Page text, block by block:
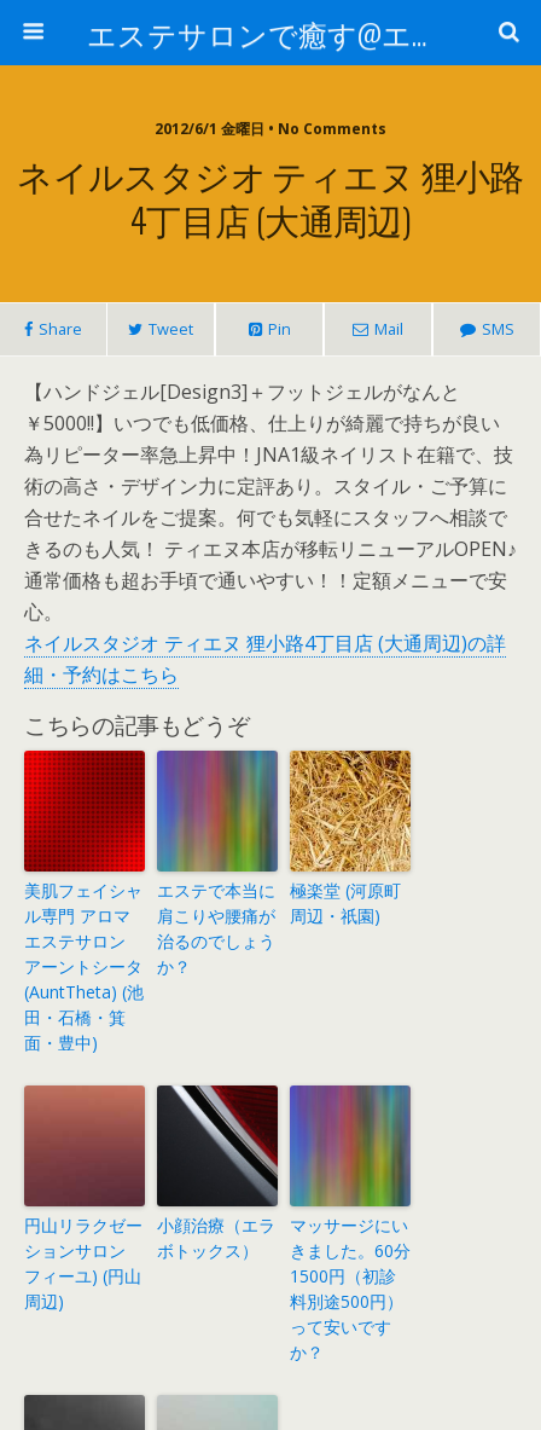
エステサロンで癒す@エステ～全国エステ情報
2012/6/1 金曜日 • No Comments
ネイルスタジオ ティエヌ 狸小路
4丁目店 (大通周辺)
Share Tweet Pin Mail SMS
【ハンドジェル[Design3]＋フットジェルがなんと
￥5000!!】いつでも低価格、仕上りが綺麗で持ちが良い
為リピーター率急上昇中！JNA1級ネイリスト在籍で、技
術の高さ・デザイン力に定評あり。スタイル・ご予算に
合せたネイルをご提案。何でも気軽にスタッフへ相談で
きるのも人気！ ティエヌ本店が移転リニューアルOPEN♪
通常価格も超お手頃で通いやすい！！定額メニューで安
心。
ネイルスタジオ ティエヌ 狸小路4丁目店 (大通周辺)の詳
細・予約はこちら
こちらの記事もどうぞ
美肌フェイシャ
ル専門 アロマ
エステサロン
アーントシータ
(AuntTheta) (池
田・石橋・箕
面・豊中)
エステで本当に
肩こりや腰痛が
治るのでしょう
か？
極楽堂 (河原町
周辺・祇園)
円山リラクゼー
ションサロン
フィーユ) (円山
周辺)
小顔治療（エラ
ボトックス）
マッサージにい
きました。60分
1500円（初診
料別途500円）
って安いです
か？